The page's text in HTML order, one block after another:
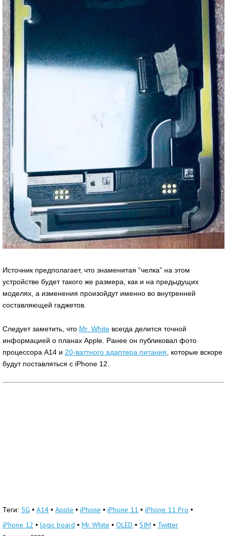
Источник предполагает, что знаменитая “челка” на этом
устройстве будет такого же размера, как и на предыдущих
моделях, а изменения произойдут именно во внутренней
составляющей гаджетов.
Следует заметить, что Mr. White всегда делится точной
информацией о планах Apple. Ранее он публиковал фото
процессора A14 и 20-ваттного адаптера питания , которые вскоре
будут поставляться с iPhone 12.
Теги: 5G • A14 • Apple • iPhone • iPhone 11 • iPhone 11 Pro •
iPhone 12 • logic board • Mr. White • OLED • SIM • Twitter